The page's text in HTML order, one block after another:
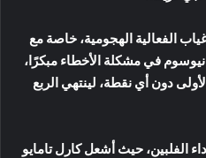
الفعالية الهجومية، خاصة مع
في مشكلة الأخطاء مبكرًا،
دون أي نقطة، لينتهي الربع
الفلبين، حيث أشعل كارل تامايو